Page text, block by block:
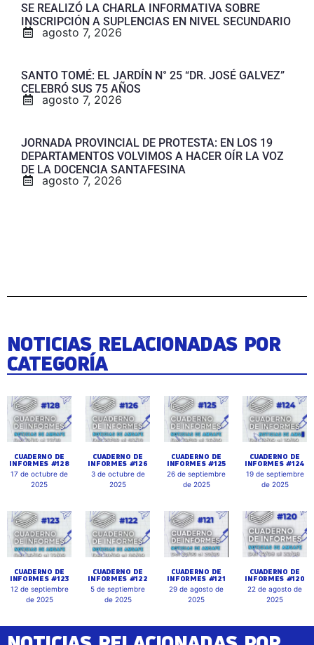
SE REALIZÓ LA CHARLA INFORMATIVA SOBRE
INSCRIPCIÓN A SUPLENCIAS EN NIVEL SECUNDARIO
agosto 7, 2026
SANTO TOMÉ: EL JARDÍN N° 25 “DR. JOSÉ GALVEZ”
CELEBRÓ SUS 75 AÑOS
agosto 7, 2026
JORNADA PROVINCIAL DE PROTESTA: EN LOS 19
DEPARTAMENTOS VOLVIMOS A HACER OÍR LA VOZ
DE LA DOCENCIA SANTAFESINA
agosto 7, 2026
NOTICIAS RELACIONADAS POR
CATEGORÍA
CUADERNO DE
INFORMES #128
17 de octubre de
2025
CUADERNO DE
INFORMES #126
3 de octubre de
2025
CUADERNO DE
INFORMES #125
26 de septiembre
de 2025
CUADERNO DE
INFORMES #124
19 de septiembre
de 2025
CUADERNO DE
INFORMES #123
12 de septiembre
de 2025
CUADERNO DE
INFORMES #122
5 de septiembre
de 2025
CUADERNO DE
INFORMES #121
29 de agosto de
2025
CUADERNO DE
INFORMES #120
22 de agosto de
2025